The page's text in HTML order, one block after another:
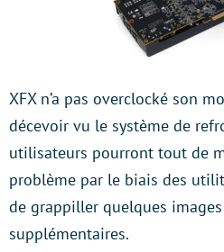
XFX n’a pas overclocké son
décevoir vu le système de
utilisateurs pourront tout de
problème par le biais des
de grappiller quelques
supplémentaires.